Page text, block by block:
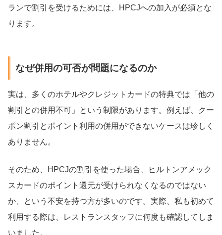
ランで割引を受けるためには、HPCJへの加入が必須とな
ります。
なぜ併用の可否が問題になるのか
実は、多くのホテルやクレジットカードの特典では「他の
割引との併用不可」という制限があります。例えば、クー
ポン割引とポイント利用の併用ができないケースは珍しく
ありません。
そのため、HPCJの割引を使った場合、ヒルトンアメック
スカードのポイント還元が受けられなくなるのではない
か、という不安を持つ方が多いのです。実際、私も初めて
利用する際は、レストランスタッフに何度も確認してしま
いました。